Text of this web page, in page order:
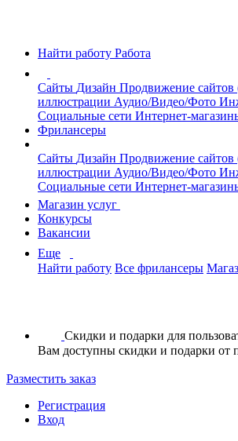
Найти работу Работа
Сайты Дизайн Продвижение сайтов
иллюстрации Аудио/Видео/Фото
Социальные сети Интернет-
Фрилансеры
Сайты Дизайн Продвижение сайтов
иллюстрации Аудио/Видео/Фото
Социальные сети Интернет-
Магазин услуг
Конкурсы
Вакансии
Еще
Найти работу Все фрилансеры
Скидки и подарки для
Вам доступны скидки и подарки от
Разместить заказ
Регистрация
Вход